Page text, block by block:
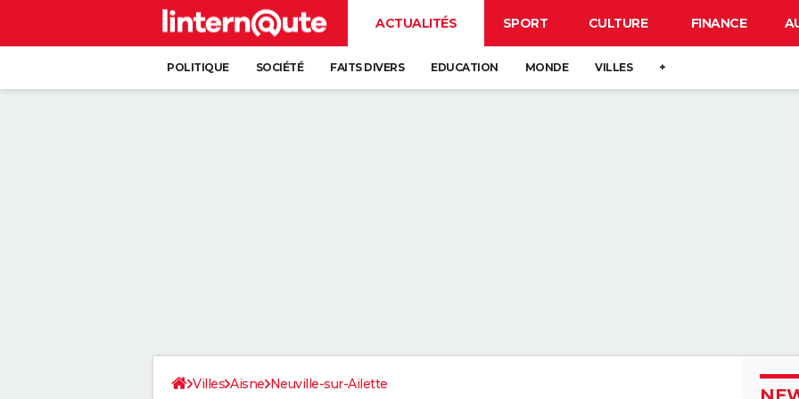
ACTUALITÉS SPORT CULTURE FINANCE
POLITIQUE SOCIÉTÉ FAITS DIVERS EDUCATION MONDE VILLES +
Villes Aisne Neuville-sur-Ailette